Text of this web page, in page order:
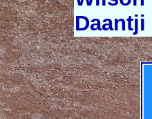
Daantji